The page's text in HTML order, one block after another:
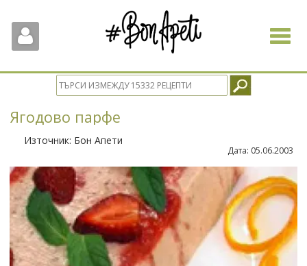
Toggle
Ягодово парфе
Източник: Бон Апети
Дата: 05.06.2003